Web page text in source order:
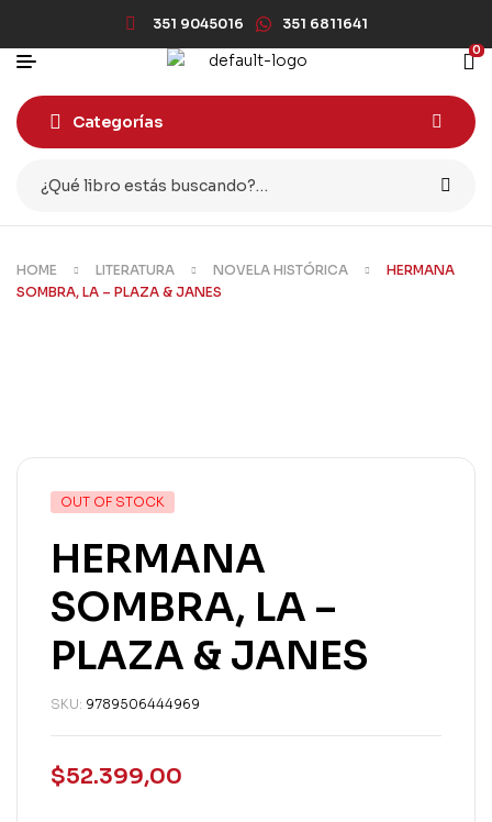
351 9045016 351 6811641
0
Categorías
HOME LITERATURA NOVELA HISTÓRICA
HERMANA
SOMBRA, LA – PLAZA & JANES
OUT OF STOCK
HERMANA
SOMBRA, LA –
PLAZA & JANES
SKU: 9789506444969
$52.399,00